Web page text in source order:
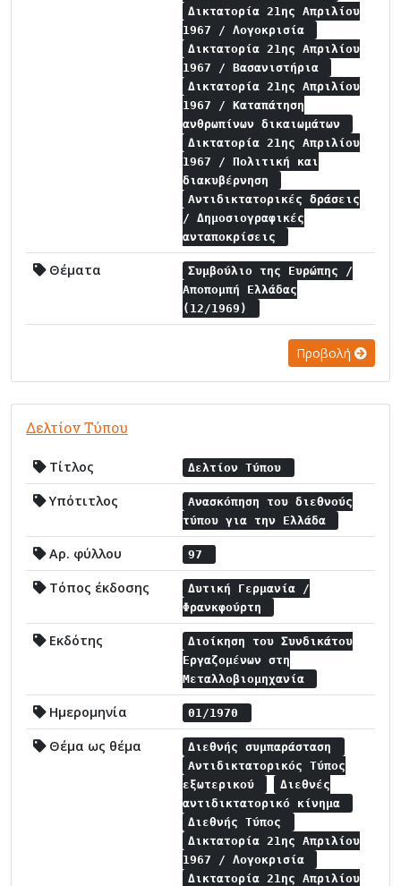
Δικτατορία 21ης Απριλίου
1967 / Λογοκρισία
Δικτατορία 21ης Απριλίου
1967 / Βασανιστήρια
Δικτατορία 21ης Απριλίου
1967 / Καταπάτηση
ανθρωπίνων δικαιωμάτων
Δικτατορία 21ης Απριλίου
1967 / Πολιτική και
διακυβέρνηση
Αντιδικτατορικές δράσεις
/ Δημοσιογραφικές
ανταποκρίσεις
Θέματα
Συμβούλιο της Ευρώπης /
Αποπομπή Ελλάδας
(12/1969)
Προβολή
Δελτίον Τύπου
Τίτλος Δελτίον Τύπου
Υπότιτλος
Ανασκόπηση του διεθνούς
τύπου για την Ελλάδα
Αρ. φύλλου 97
Τόπος έκδοσης
Δυτική Γερμανία /
Φρανκφούρτη
Εκδότης
Διοίκηση του Συνδικάτου
Εργαζομένων στη
Μεταλλοβιομηχανία
Ημερομηνία 01/1970
Θέμα ως θέμα
Διεθνής συμπαράσταση
Αντιδικτατορικός Τύπος
εξωτερικού
Διεθνές
αντιδικτατορικό κίνημα
Διεθνής Τύπος
Δικτατορία 21ης Απριλίου
1967 / Λογοκρισία
Δικτατορία 21ης Απριλίου